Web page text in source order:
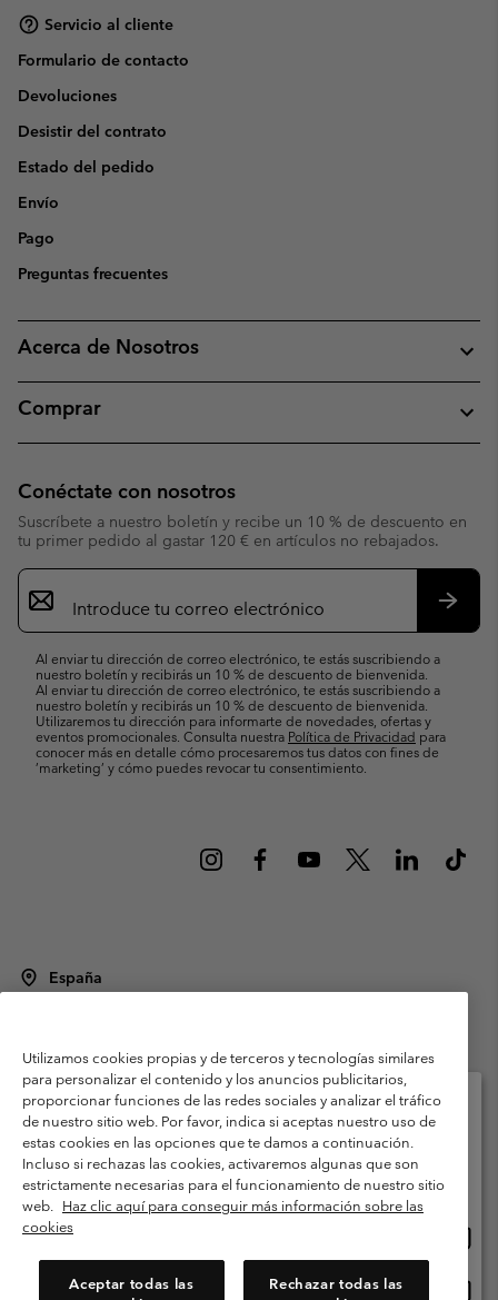
Servicio al cliente
Formulario de contacto
Devoluciones
Desistir del contrato
Estado del pedido
Envío
Pago
Preguntas frecuentes
Acerca de Nosotros
Comprar
Conéctate con nosotros
Suscríbete a nuestro boletín y recibe un 10 % de descuento en
tu primer pedido al gastar 120 € en artículos no rebajados.
Suscripción
de
correo
Al enviar tu dirección de correo electrónico, te estás suscribiendo a
nuestro boletín y recibirás un 10 % de descuento de bienvenida.
Al enviar tu dirección de correo electrónico, te estás suscribiendo a
nuestro boletín y recibirás un 10 % de descuento de bienvenida.
Utilizaremos tu dirección para informarte de novedades, ofertas y
eventos promocionales. Consulta nuestra Política de Privacidad para
conocer más en detalle cómo procesaremos tus datos con fines de
’marketing’ y cómo puedes revocar tu consentimiento.
España
Condiciones de uso
Terminos de Venta
Garantía
Política de Privacidad
Términos y condiciones del programa de miembros
Términos De Uso Del Contenido Generado Por Los Usuarios
Impressum
Cookies Public CBCR
Utilizamos cookies propias y de terceros y tecnologías similares
para personalizar el contenido y los anuncios publicitarios,
proporcionar funciones de las redes sociales y analizar el tráfico
de nuestro sitio web. Por favor, indica si aceptas nuestro uso de
estas cookies en las opciones que te damos a continuación.
Incluso si rechazas las cookies, activaremos algunas que son
estrictamente necesarias para el funcionamiento de nuestro sitio
web. Haz clic aquí para conseguir más información sobre las
cookies
Aceptar todas las
Rechazar todas las
Selecciona tu país e idioma envío
Compras en línea disponibles
línea
España